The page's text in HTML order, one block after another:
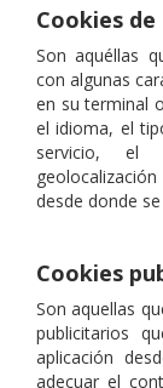
Cookies
Son aquéllas
con algunas
en su terminal
el idioma, el
servicio, el
desde donde
Cookies
Son aquellas
publicitarios
aplicación
adecuar el